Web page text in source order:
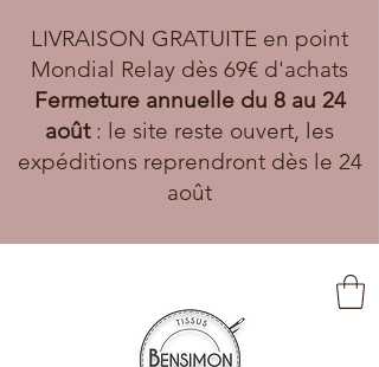
LIVRAISON GRATUITE en point
Mondial Relay dès 69€ d'achats
Fermeture annuelle du 8 au 24
août: le site reste ouvert, les
expéditions reprendront dès le 24
août